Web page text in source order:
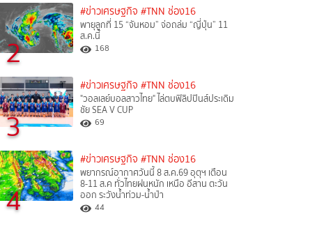
2
#ข่าวเศรษฐกิจ #TNN ช่อง16
พายุลูกที่ 15 “จันหอม” จ่อถล่ม “ญี่ปุ่น” 11
ส.ค.นี้
168
3
#ข่าวเศรษฐกิจ #TNN ช่อง16
"วอลเลย์บอลสาวไทย" ไล่ตบฟิลิปปินส์ประเดิม
ชัย SEA V CUP
69
4
#ข่าวเศรษฐกิจ #TNN ช่อง16
พยากรณ์อากาศวันนี้ 8 ส.ค.69 อุตุฯ เตือน
8-11 ส.ค ทั่วไทยฝนหนัก เหนือ อีสาน ตะวัน
ออก ระวังน้ำท่วม-น้ำป่า
44